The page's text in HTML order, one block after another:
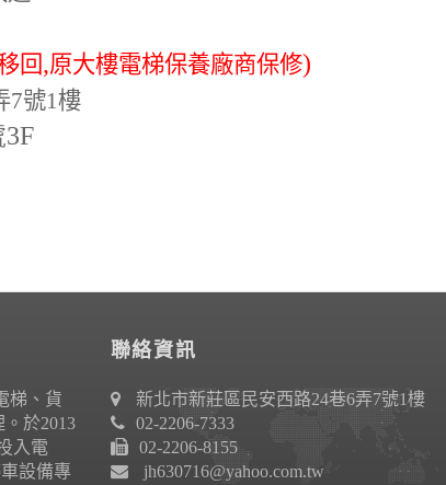
回,原大樓電梯保養廠商保修)
7號1樓
梯、貨
於2013
入電
設備專
聯絡資訊
新北市新莊區民安西路24巷6弄7號1樓
02-2206-7333
02-2206-8155
jh630716@yahoo.com.tw